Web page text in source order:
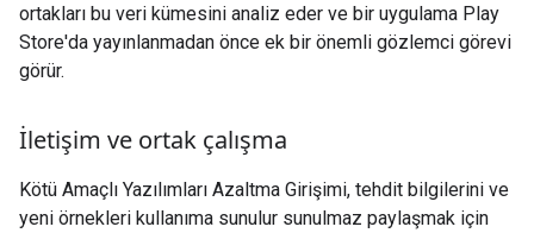
ortakları bu veri kümesini analiz eder ve bir uygulama Play
Store'da yayınlanmadan önce ek bir önemli gözlemci görevi
görür.
İletişim ve ortak çalışma
Kötü Amaçlı Yazılımları Azaltma Girişimi, tehdit bilgilerini ve
yeni örnekleri kullanıma sunulur sunulmaz paylaşmak için